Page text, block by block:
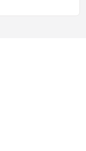
pública.Eu sempre
para que eu
rota.E além
um
perder tempo
é muito
então vocês
eu me sentia